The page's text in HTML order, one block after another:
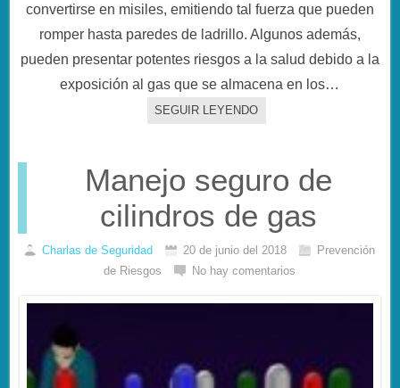
convertirse en misiles, emitiendo tal fuerza que pueden
romper hasta paredes de ladrillo. Algunos además,
pueden presentar potentes riesgos a la salud debido a la
exposición al gas que se almacena en los…
SEGUIR LEYENDO
Manejo seguro de
cilindros de gas
Charlas de Seguridad 20 de junio del 2018
Prevención
de Riesgos
No hay comentarios